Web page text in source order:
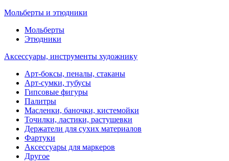
Мольберты и этюдники
Мольберты
Этюдники
Аксессуары, инструменты художнику
Арт-боксы, пеналы, стаканы
Арт-сумки, тубусы
Гипсовые фигуры
Палитры
Масленки, баночки, кистемойки
Точилки, ластики, растушевки
Держатели для сухих материалов
Фартуки
Аксессуары для маркеров
Другое